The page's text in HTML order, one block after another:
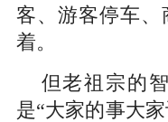
客、游客停车
着。
但老祖宗的
是“大家的事大